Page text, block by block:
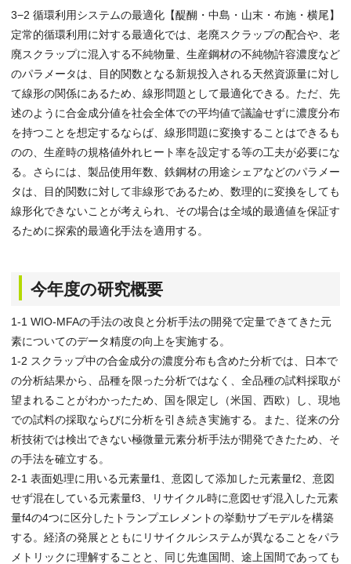
3−2 循環利用システムの最適化【醍醐・中島・山末・布施・横尾】
定常的循環利用に対する最適化では、老廃スクラップの配合や、老
廃スクラップに混入する不純物量、生産鋼材の不純物許容濃度など
のパラメータは、目的関数となる新規投入される天然資源量に対し
て線形の関係にあるため、線形問題として最適化できる。ただ、先
述のように合金成分値を社会全体での平均値で議論せずに濃度分布
を持つことを想定するならば、線形問題に変換することはできるも
のの、生産時の規格値外れヒート率を設定する等の工夫が必要にな
る。さらには、製品使用年数、鉄鋼材の用途シェアなどのパラメー
タは、目的関数に対して非線形であるため、数理的に変換をしても
線形化できないことが考えられ、その場合は全域的最適値を保証す
るために探索的最適化手法を適用する。
今年度の研究概要
1-1 WIO-MFAの手法の改良と分析手法の開発で定量できてきた元
素についてのデータ精度の向上を実施する。
1-2 スクラップ中の合金成分の濃度分布も含めた分析では、日本で
の分析結果から、品種を限った分析ではなく、全品種の試料採取が
望まれることがわかったため、国を限定し（米国、西欧）し、現地
での試料の採取ならびに分析を引き続き実施する。また、従来の分
析技術では検出できない極微量元素分析手法が開発できたため、そ
の手法を確立する。
2-1 表面処理に用いる元素量f1、意図して添加した元素量f2、意図
せず混在している元素量f3、リサイクル時に意図せず混入した元素
量f4の4つに区分したトランプエレメントの挙動サブモデルを構築
する。経済の発展とともにリサイクルシステムが異なることをパラ
メトリックに理解することと、同じ先進国間、途上国間であっても